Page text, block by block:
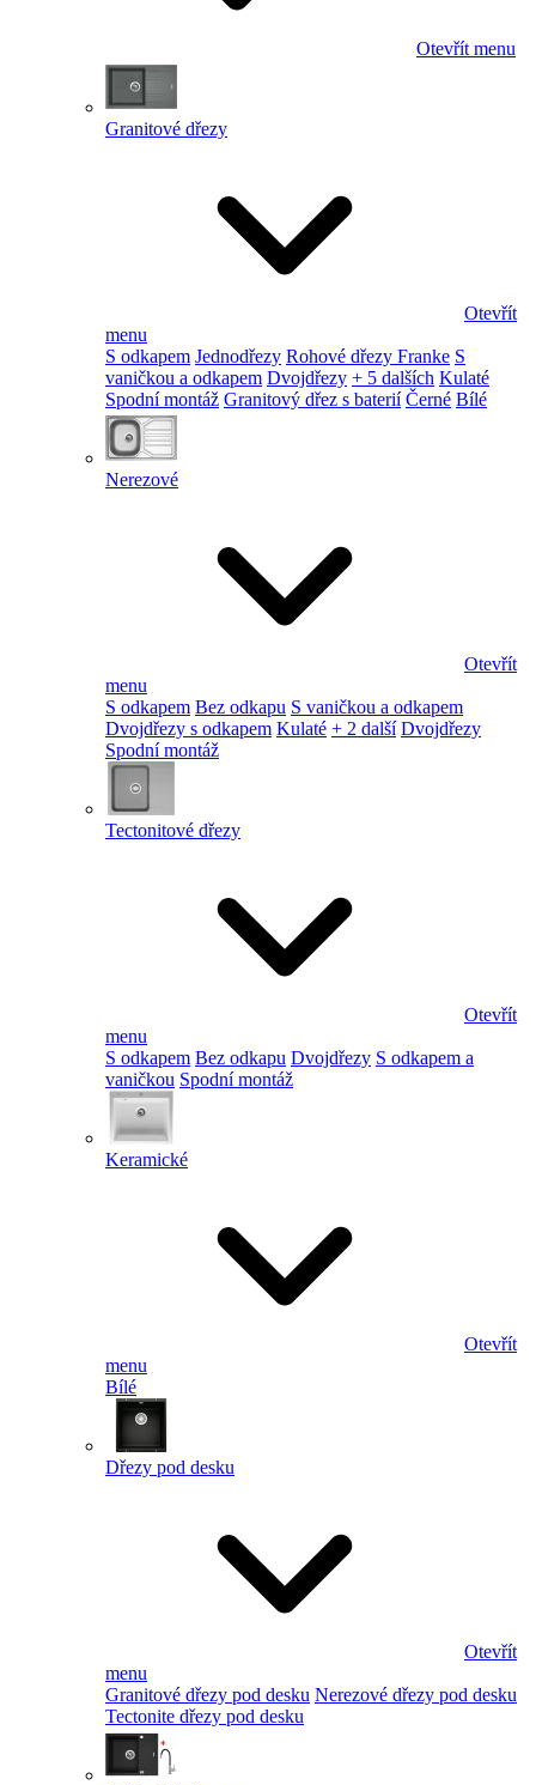
Otevřít menu
Granitové dřezy
Otevřít
menu
S odkapem Jednodřezy Rohové dřezy Franke S
vaničkou a odkapem Dvojdřezy + 5 dalších Kulaté
Spodní montáž Granitový dřez s baterií Černé Bílé
Nerezové
Otevřít
menu
S odkapem Bez odkapu S vaničkou a odkapem
Dvojdřezy s odkapem Kulaté + 2 další Dvojdřezy
Spodní montáž
Tectonitové dřezy
Otevřít
menu
S odkapem Bez odkapu Dvojdřezy S odkapem a
vaničkou Spodní montáž
Keramické
Otevřít
menu
Bílé
Dřezy pod desku
Otevřít
menu
Granitové dřezy pod desku Nerezové dřezy pod desku
Tectonite dřezy pod desku